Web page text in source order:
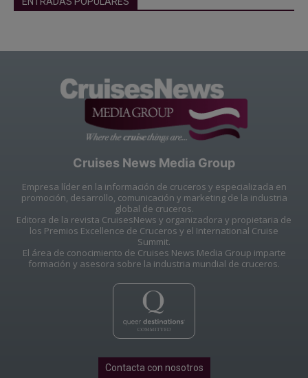
Cruises News Media Group
Empresa líder en la información de cruceros y especializada en
promoción, desarrollo, comunicación y marketing de la industria
global de cruceros.
Editora de la revista CruisesNews y organizadora y propietaria de
los Premios Excellence de Cruceros y el International Cruise
Summit.
El área de conocimiento de Cruises News Media Group imparte
formación y asesora sobre la industria mundial de cruceros.
Contacta con nosotros